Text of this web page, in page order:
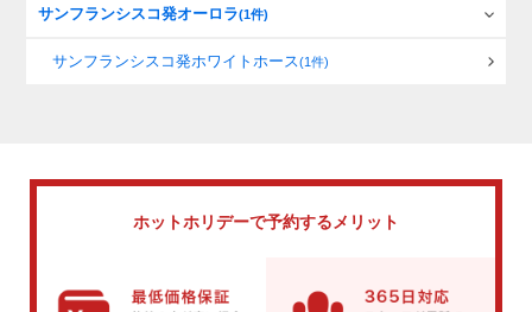
サンフランシスコ発オーロラ(1件)
サンフランシスコ発ホワイトホース(1件)
ホットホリデーで予約するメリット